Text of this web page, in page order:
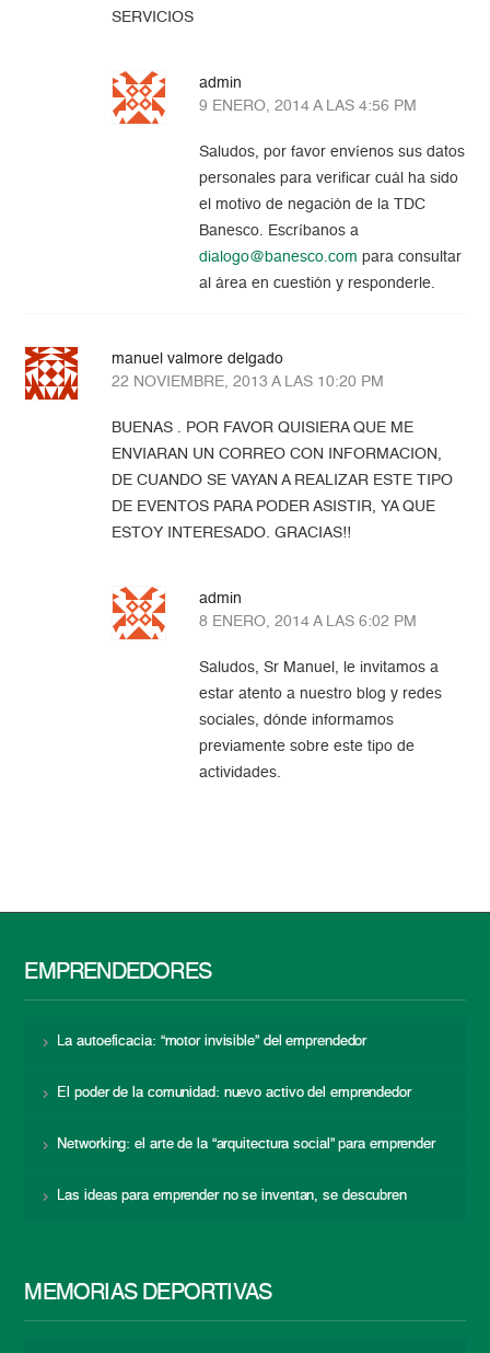
SERVICIOS
admin
9 ENERO, 2014 A LAS 4:56 PM
Saludos, por favor envíenos sus datos
personales para verificar cuál ha sido
el motivo de negación de la TDC
Banesco. Escríbanos a
dialogo@banesco.com para consultar
al área en cuestión y responderle.
manuel valmore delgado
22 NOVIEMBRE, 2013 A LAS 10:20 PM
BUENAS . POR FAVOR QUISIERA QUE ME
ENVIARAN UN CORREO CON INFORMACION,
DE CUANDO SE VAYAN A REALIZAR ESTE TIPO
DE EVENTOS PARA PODER ASISTIR, YA QUE
ESTOY INTERESADO. GRACIAS!!
admin
8 ENERO, 2014 A LAS 6:02 PM
Saludos, Sr Manuel, le invitamos a
estar atento a nuestro blog y redes
sociales, dónde informamos
previamente sobre este tipo de
actividades.
EMPRENDEDORES
La autoeficacia: “motor invisible” del emprendedor
El poder de la comunidad: nuevo activo del emprendedor
Networking: el arte de la “arquitectura social” para emprender
Las ideas para emprender no se inventan, se descubren
MEMORIAS DEPORTIVAS